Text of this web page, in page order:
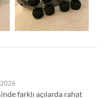
farklı açılarda rahat